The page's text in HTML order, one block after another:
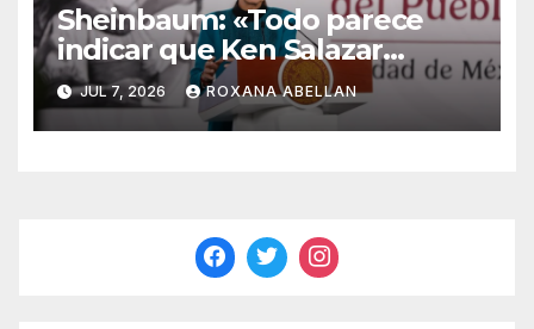
Sheinbaum: «Todo parece
indicar que Ken Salazar
mintió» sobre captura de ‘El
Mayo’
JUL 7, 2026 ROXANA ABELLAN